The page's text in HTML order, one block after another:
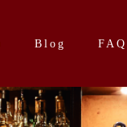
Blog FAQ